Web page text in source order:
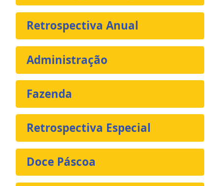
Retrospectiva Anual
Administração
Fazenda
Retrospectiva Especial
Doce Páscoa